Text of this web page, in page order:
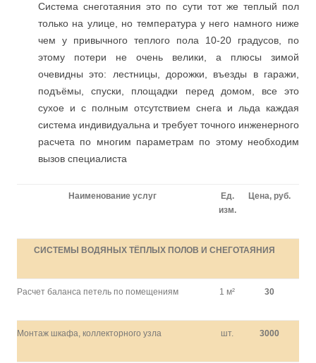
Система снеготаяния это по сути тот же теплый пол
только на улице, но температура у него намного ниже
чем у привычного теплого пола 10-20 градусов, по
этому потери не очень велики, а плюсы зимой
очевидны это: лестницы, дорожки, въезды в гаражи,
подъёмы, спуски, площадки перед домом, все это
сухое и с полным отсутствием снега и льда каждая
система индивидуальна и требует точного инженерного
расчета по многим параметрам по этому необходим
вызов специалиста
Наименование услуг
Ед.
изм.
Цена, руб.
СИСТЕМЫ ВОДЯНЫХ ТЁПЛЫХ ПОЛОВ И СНЕГОТАЯНИЯ
Расчет баланса петель по помещениям 1 м² 30
Монтаж шкафа, коллекторного узла шт. 3000